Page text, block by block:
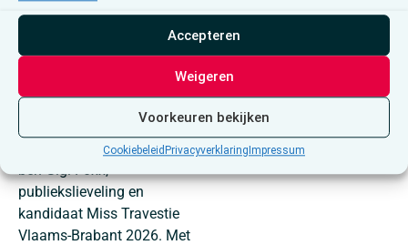
Accepteren
Weigeren
Voorkeuren bekijken
Cookiebeleid Privacyverklaring Impressum
: Hoi allemaal! Ik
publiekslieveling en
kandidaat Miss Travestie
Vlaams-Brabant 2026. Met